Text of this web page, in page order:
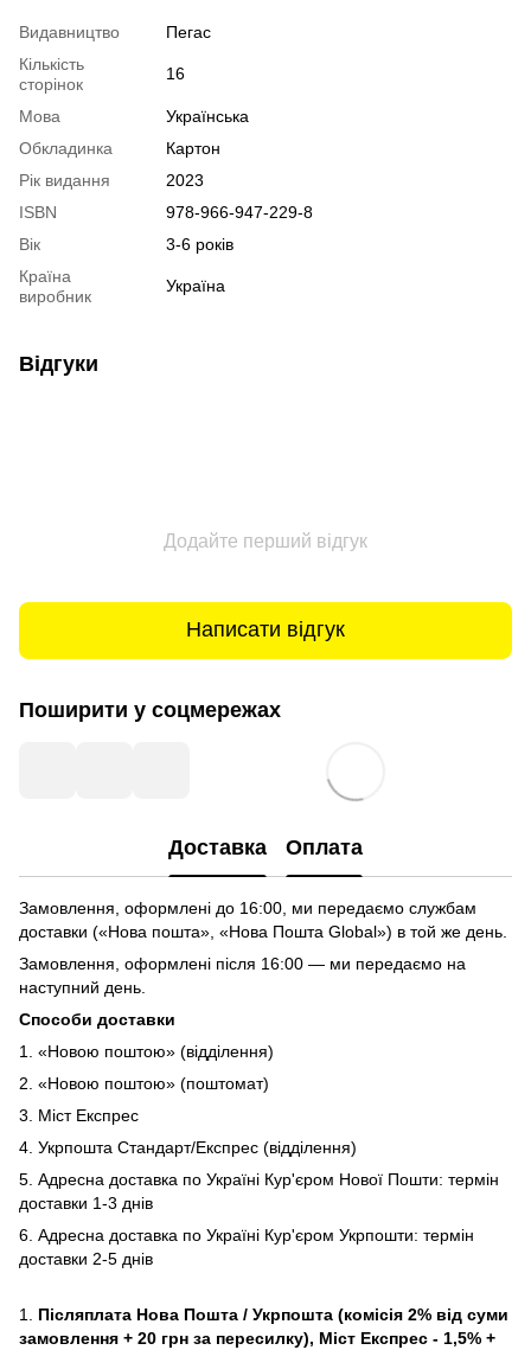
Видавництво
Пегас
Кількість
сторінок
16
Мова
Українська
Обкладинка
Картон
Рік видання
2023
ISBN
978-966-947-229-8
Вік
3-6 років
Країна
виробник
Україна
Відгуки
Додайте перший відгук
Написати відгук
Поширити у соцмережах
Доставка Оплата
Замовлення, оформлені до 16:00, ми передаємо службам
доставки («Нова пошта», «Нова Пошта Global») в той же день.
Замовлення, оформлені після 16:00 — ми передаємо на
наступний день.
Способи доставки
1. «Новою поштою» (відділення)
2. «Новою поштою» (поштомат)
3. Міст Експрес
4. Укрпошта Стандарт/Експрес (відділення)
5. Адресна доставка по Україні Кур'єром Нової Пошти: термін
доставки 1-3 днів
6. Адресна доставка по Україні Кур'єром Укрпошти: термін
доставки 2-5 днів
1. Післяплата Нова Пошта / Укрпошта (комісія 2% від суми
замовлення + 20 грн за пересилку), Міст Експрес - 1,5% +